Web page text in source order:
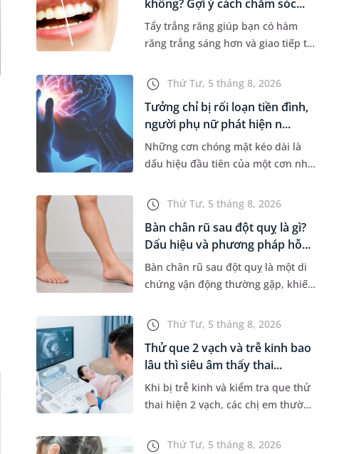
không? Gợi ý cách chăm sóc...
Tẩy trắng răng giúp bạn có hàm
răng trắng sáng hơn và giao tiếp tự
băn khoăn về tình trạng răng bị
vàng ố, xỉn màu sau kh...
Thứ Tư, 5 tháng 8, 2026
Tưởng chỉ bị rối loạn tiền đình,
người phụ nữ phát hiện n...
Những cơn chóng mặt kéo dài là
dấu hiệu đầu tiên của một cơn nhồi
hề hay biết. Tại BVĐK MEDLATEC,
chiến lược chẩn đoán chính...
Thứ Tư, 5 tháng 8, 2026
Bàn chân rũ sau đột quỵ là gì?
Dấu hiệu và phương pháp hỗ...
Bàn chân rũ sau đột quỵ là một di
chứng vận động thường gặp, khiến
đi lại, làm tăng nguy cơ vấp ngã và
ảnh hưởng đến khả năn...
Thứ Tư, 5 tháng 8, 2026
Thử que 2 vạch và trễ kinh bao
lâu thì siêu âm thấy thai...
Khi bị trễ kinh và kiểm tra que thử
thai hiện 2 vạch, các chị em thường
để được nhìn thấy thai nhi. Nhưng
Thứ Tư, 5 tháng 8, 2026